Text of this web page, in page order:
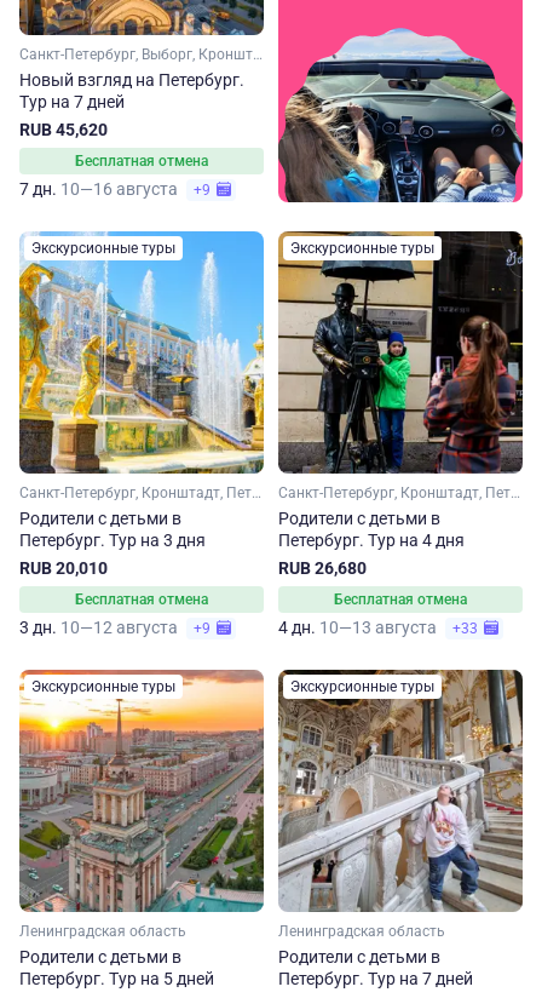
Санкт-Петербург, Выборг, Кронштадт, Петергоф
Новый взгляд на Петербург.
Тур на 7 дней
RUB 45,620
Бесплатная отмена
7 дн. 10—16 августа +9
Экскурсионные туры
Санкт-Петербург, Кронштадт, Петергоф
Родители с детьми в
Петербург. Тур на 3 дня
RUB 20,010
Бесплатная отмена
3 дн. 10—12 августа +9
Экскурсионные туры
Санкт-Петербург, Кронштадт, Петергоф
Родители с детьми в
Петербург. Тур на 4 дня
RUB 26,680
Бесплатная отмена
4 дн. 10—13 августа +33
Экскурсионные туры
Ленинградская область
Родители с детьми в
Петербург. Тур на 5 дней
Экскурсионные туры
Ленинградская область
Родители с детьми в
Петербург. Тур на 7 дней